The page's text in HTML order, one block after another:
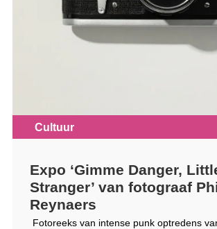
Cultuur
Expo ‘Gimme Danger,
Stranger’ van fotograaf
Reynaers
Fotoreeks van intense punk optredens